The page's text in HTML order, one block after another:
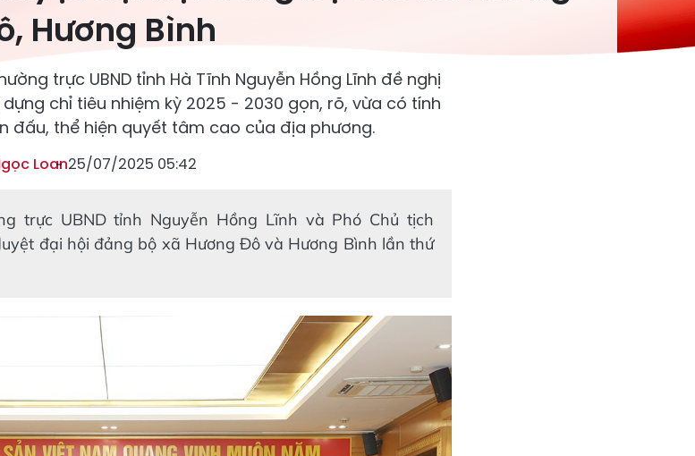
Hương Bình
trực UBND tỉnh Hà Tĩnh Nguyễn Hồng Lĩnh đề nghị
chỉ tiêu nhiệm kỳ 2025 - 2030 gọn, rõ, vừa có tính
đấu, thể hiện quyết tâm cao của địa phương.
Loan25/07/2025 05:42
trực UBND tỉnh Nguyễn Hồng Lĩnh và Phó Chủ tịch
đại hội đảng bộ xã Hương Đô và Hương Bình lần thứ